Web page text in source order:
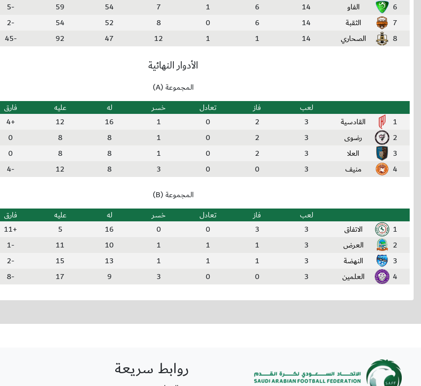
6
الفاو 14
6
1
7
54
59
-5
7
الثقبة 14
6
0
8
52
54
-2
8
الصحاري 14
1
1
12
47
92
-45
الأدوار النهائية
المجموعة (A)
لعب
فاز تعادل خسر له عليه فارق
1
القادسية 3
2
0
1
16
12
+4
2
رضوى 3
2
0
1
8
8
0
3
العلا 3
2
0
1
8
8
0
4
منيف 3
0
0
3
8
12
-4
المجموعة (B)
لعب
فاز تعادل خسر له عليه فارق
1
الاتفاق 3
3
0
0
16
5
+11
2
العرض 3
1
1
1
10
11
-1
3
النهضة 3
1
1
1
13
15
-2
4
العلمين 3
0
0
3
9
17
-8
روابط سريعة